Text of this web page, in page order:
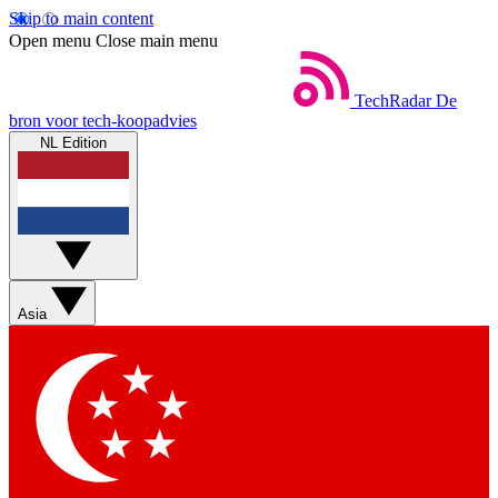
Skip to main content
Open menu Close main menu
TechRadar De
bron voor tech-koopadvies
NL Edition
Asia